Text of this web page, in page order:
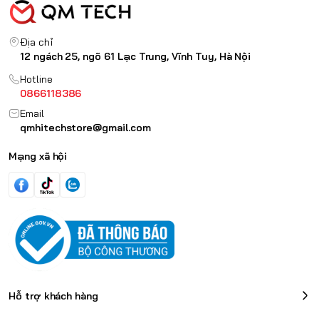
Địa chỉ
12 ngách 25, ngõ 61 Lạc Trung, Vĩnh Tuy, Hà Nội
Hotline
0866118386
Email
qmhitechstore@gmail.com
Mạng xã hội
Hỗ trợ khách hàng